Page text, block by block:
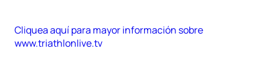
Cliquea aquí para mayor información sobre
www.triathlonlive.tv